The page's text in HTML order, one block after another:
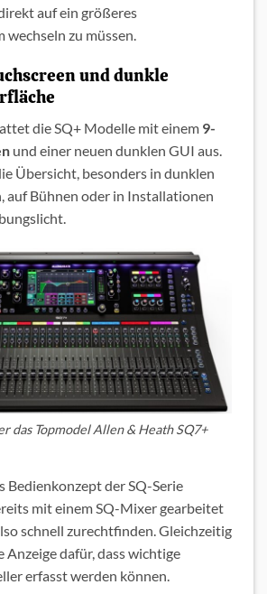
auf ein größeres
zu müssen.
und dunkle
die SQ+ Modelle mit einem 9-
und einer neuen dunklen GUI aus.
Übersicht, besonders in dunklen
auf Bühnen oder in Installationen
das Topmodel Allen & Heath SQ7+
Bedienkonzept der SQ-Serie
mit einem SQ-Mixer gearbeitet
schnell zurechtfinden. Gleichzeitig
Anzeige dafür, dass wichtige
erfasst werden können.